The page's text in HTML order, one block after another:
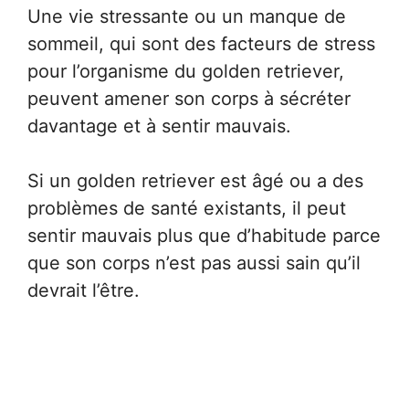
Une vie stressante ou un manque de
sommeil, qui sont des facteurs de stress
pour l’organisme du golden retriever,
peuvent amener son corps à sécréter
davantage et à sentir mauvais.
Si un golden retriever est âgé ou a des
problèmes de santé existants, il peut
sentir mauvais plus que d’habitude parce
que son corps n’est pas aussi sain qu’il
devrait l’être.